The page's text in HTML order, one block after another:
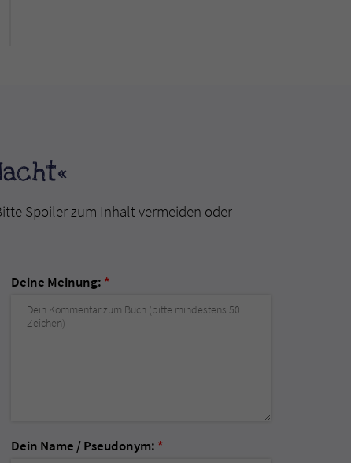
Spoiler zum Inhalt vermeiden oder
Deine Meinung: *
Dein Name / Pseudonym: *